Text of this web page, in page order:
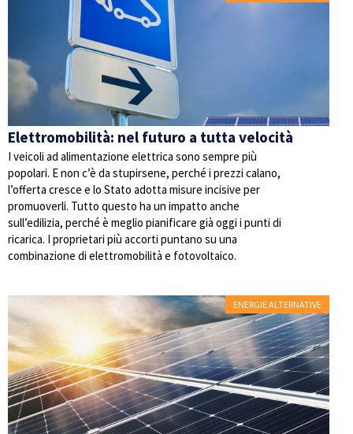
Elettromobilità: nel futuro a tutta velocità
I veicoli ad alimentazione elettrica sono sempre più
popolari. E non c’è da stupirsene, perché i prezzi calano,
l’offerta cresce e lo Stato adotta misure incisive per
promuoverli. Tutto questo ha un impatto anche
sull’edilizia, perché è meglio pianificare già oggi i punti di
ricarica. I proprietari più accorti puntano su una
combinazione di elettromobilità e fotovoltaico.
ENERGIE ALTERNATIVE